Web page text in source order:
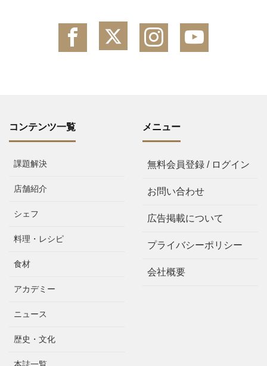
コンテンツ一覧
課題解決
店舗紹介
シェフ
料理・レシピ
食材
アカデミー
ニュース
歴史・文化
メニュー
無料会員登録 / ログイン
お問い合わせ
広告掲載について
プライバシーポリシー
会社概要